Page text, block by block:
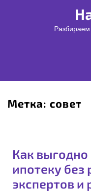
Разбираем
Метка: совет
Как
ипотеку без
экспертов и